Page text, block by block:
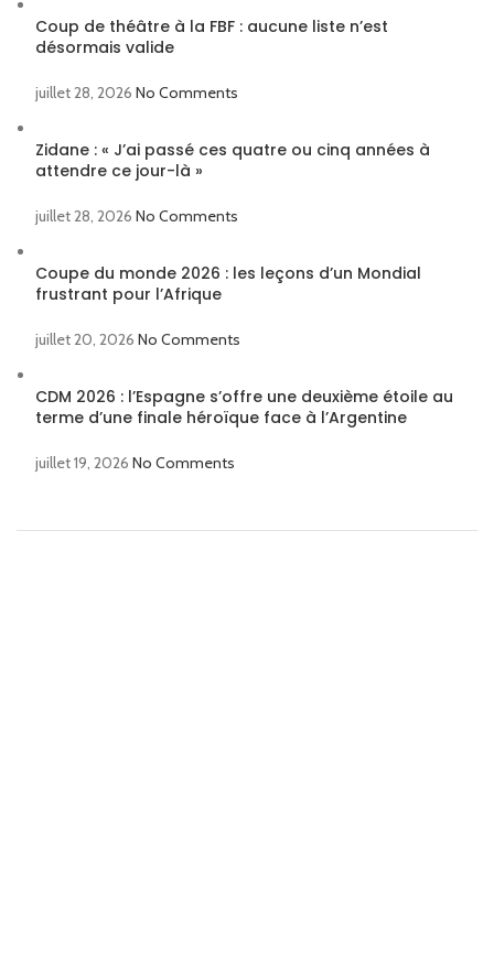
Coup de théâtre à la FBF : aucune liste n’est
désormais valide
juillet 28, 2026 No Comments
Zidane : « J’ai passé ces quatre ou cinq années à
attendre ce jour-là »
juillet 28, 2026 No Comments
Coupe du monde 2026 : les leçons d’un Mondial
frustrant pour l’Afrique
juillet 20, 2026 No Comments
CDM 2026 : l’Espagne s’offre une deuxième étoile au
terme d’une finale héroïque face à l’Argentine
juillet 19, 2026 No Comments